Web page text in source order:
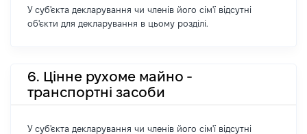
У суб'єкта декларування чи членів його сім'ї відсутні
об'єкти для декларування в цьому розділі.
6. Цінне рухоме майно -
транспортні засоби
У суб'єкта декларування чи членів його сім'ї відсутні